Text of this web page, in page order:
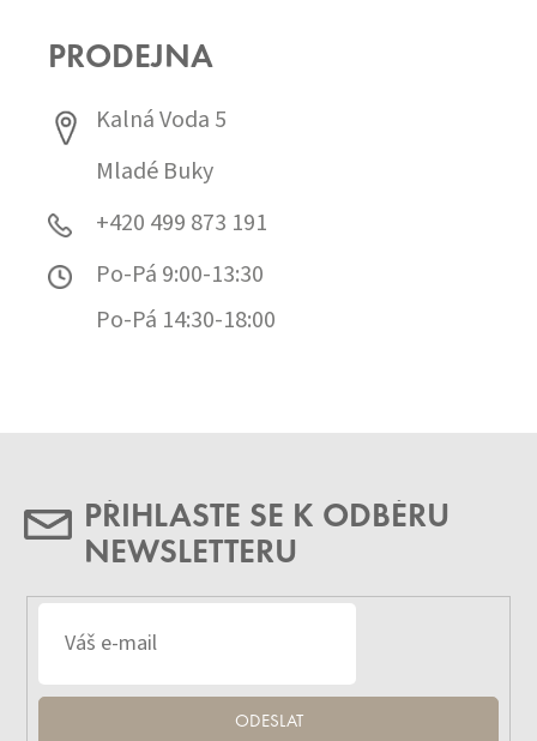
PRODEJNA
Kalná Voda 5
Mladé Buky
+420 499 873 191
Po-Pá 9:00-13:30
Po-Pá 14:30-18:00
PŘIHLASTE SE K ODBĚRU
NEWSLETTERU
ODESLAT